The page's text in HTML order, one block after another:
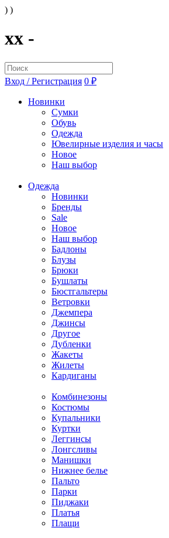
) )
xx -
Вход / Регистрация 0 ₽
Новинки
Сумки
Обувь
Одежда
Ювелирные изделия и часы
Новое
Наш выбор
Одежда
Новинки
Бренды
Sale
Новое
Наш выбор
Бадлоны
Блузы
Брюки
Бушлаты
Бюстгальтеры
Ветровки
Джемпера
Джинсы
Другое
Дубленки
Жакеты
Жилеты
Кардиганы
Комбинезоны
Костюмы
Купальники
Куртки
Леггинсы
Лонгсливы
Манишки
Нижнее белье
Пальто
Парки
Пиджаки
Платья
Плащи